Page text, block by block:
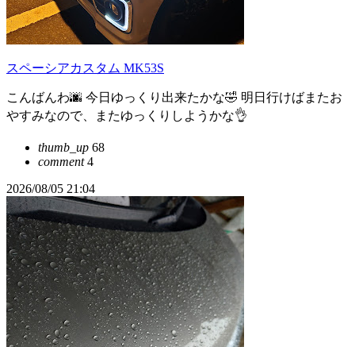
スペーシアカスタム MK53S
こんばんわ🌆 今日ゆっくり出来たかな🤣 明日行けばまたお
やすみなので、またゆっくりしようかな👌
thumb_up 68
comment4
2026/08/05 21:04